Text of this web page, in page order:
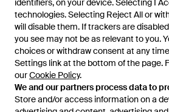
identifiers, on your device. Selecting I
technologies. Selecting Reject All or
will disable them. If trackers are
you see may not be as relevant to you.
choices or withdraw consent at any
Settings link at the bottom of the page.
ourCookie Policy.
We and our partners process data to
Store and/or access information on a